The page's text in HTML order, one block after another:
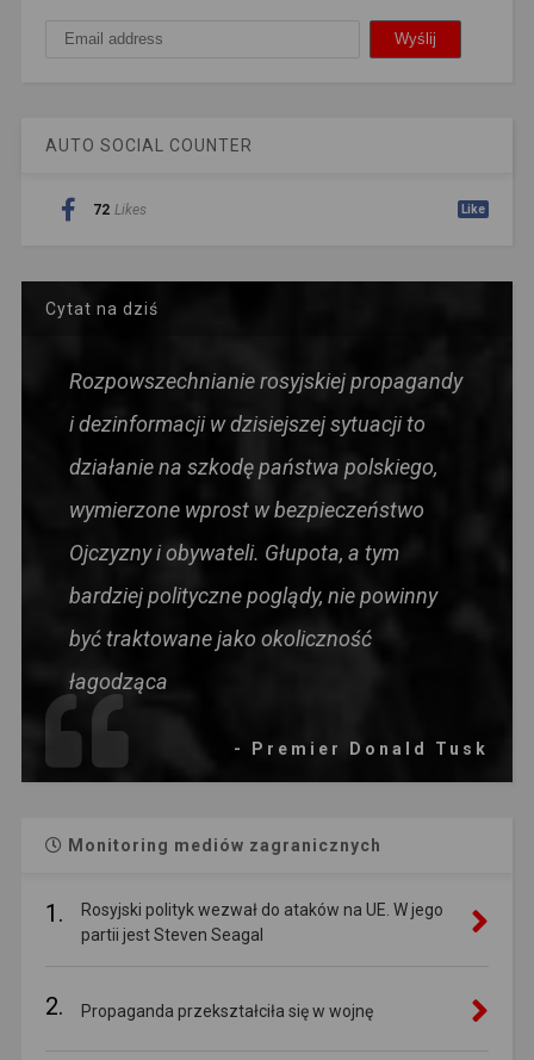
AUTO SOCIAL COUNTER
72 Likes Like
Cytat na dziś
Rozpowszechnianie rosyjskiej propagandy
i dezinformacji w dzisiejszej sytuacji to
działanie na szkodę państwa polskiego,
wymierzone wprost w bezpieczeństwo
Ojczyzny i obywateli. Głupota, a tym
bardziej polityczne poglądy, nie powinny
być traktowane jako okoliczność
łagodząca
- Premier Donald Tusk
Monitoring mediów zagranicznych
1.
Rosyjski polityk wezwał do ataków na UE. W jego
partii jest Steven Seagal
2. Propaganda przekształciła się w wojnę